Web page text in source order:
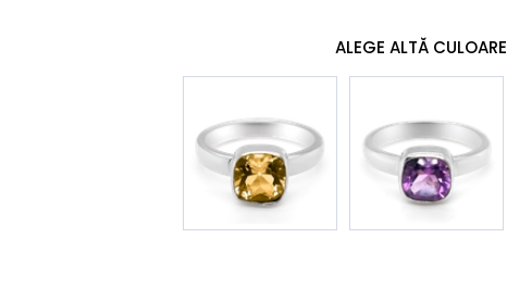
ALEGE ALTĂ CULOARE